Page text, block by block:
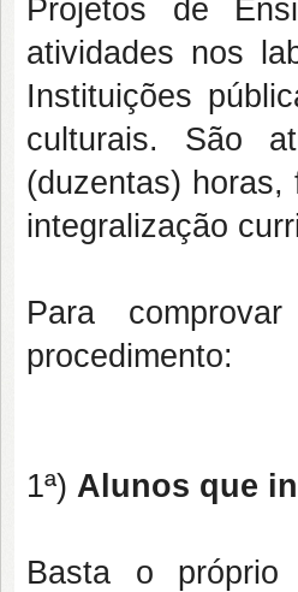
Projetos de
atividades nos
Instituições
culturais. São
(duzentas)
integralização
Para
procedimento:
1ª) Alunos que
Basta o